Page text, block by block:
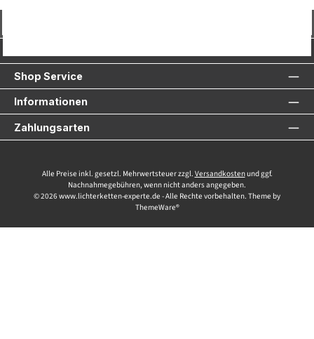
Shop Service
Informationen
Zahlungsarten
Alle Preise inkl. gesetzl. Mehrwertsteuer zzgl. Versandkostenund ggf.
Nachnahmegebühren, wenn nicht anders angegeben.
© 2026 www.lichterketten-experte.de - Alle Rechte vorbehalten. Theme by
ThemeWare®